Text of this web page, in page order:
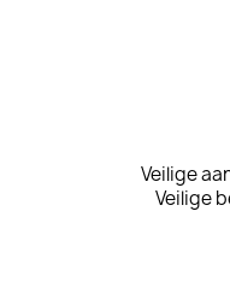
Veilige
Veilige